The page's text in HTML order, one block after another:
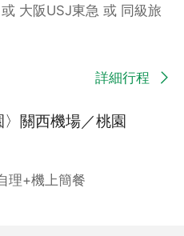
渡月橋融入嵐山景緻，風景秀
大阪USJ東急 或 同級旅
詳細行程
關西機場／桃園
理+機上簡餐